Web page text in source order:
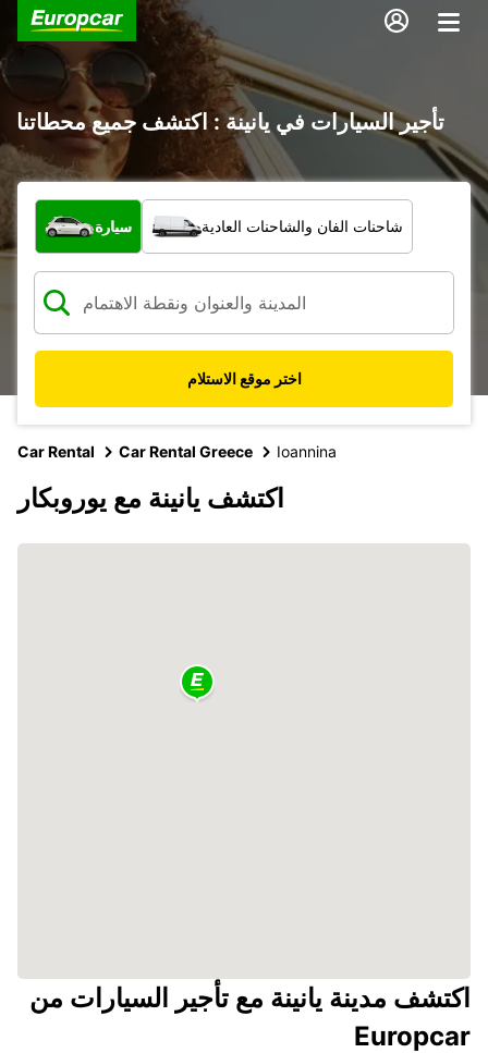
تأجير السيارات في يانينة : اكتشف جميع محطاتنا
ما نوع المركبة؟
سيارة شاحنات الفان والشاحنات العادية
اختر موقع الاستلام
Car Rental Car Rental Greece Ioannina
اكتشف يانينة مع يوروبكار
اكتشف مدينة يانينة مع تأجير السيارات من
Europcar